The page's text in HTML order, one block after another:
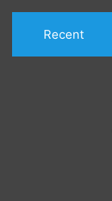
Recent